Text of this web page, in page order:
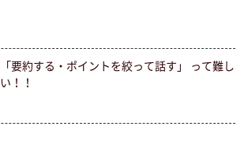
「要約する・ポイントを絞って話す」 って難し
い！！